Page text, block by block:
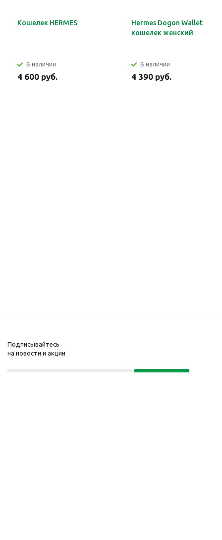
Кошелек HERMES
В наличии
4 600 руб.
Hermes Dogon Wallet
кошелек женский
В наличии
4 390 руб.
Подписывайтесь
на новости и акции